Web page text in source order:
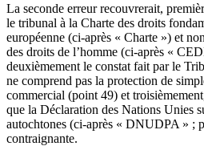
La seconde erreur recouvrerait,
le tribunal à la Charte des droits
européenne (ci-après « Charte ») et
des droits de l’homme (ci-après «
deuxièmement le constat fait par le
ne comprend pas la protection de
commercial (point 49) et
que la Déclaration des Nations Unies
autochtones (ci-après « DNUDPA » ;
contraignante.